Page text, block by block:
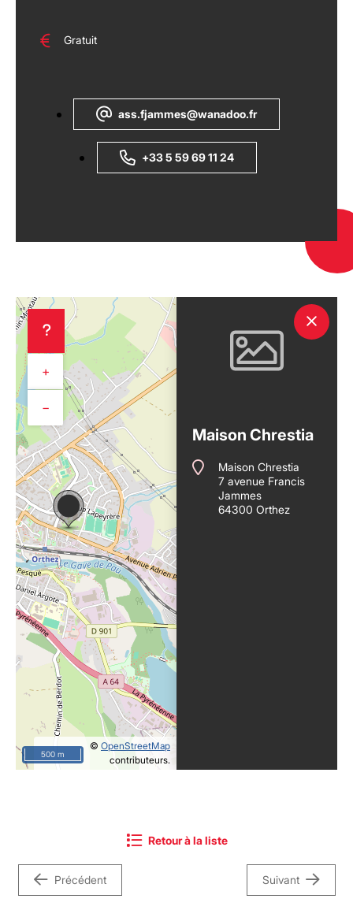
Gratuit
ass.fjammes@wanadoo.fr
+33 5 59 69 11 24
+
−
© OpenStreetMap
contributeurs.
500 m
Maison Chrestia
Maison Chrestia
7 avenue Francis
Jammes
64300 Orthez
Précédent
Retour à la liste
Suivant